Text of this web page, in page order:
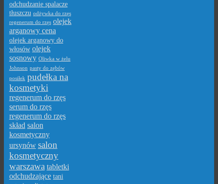
odchudzanie spalacze
tłuszczu odżywka do rzęs
regenerum do rzęs olejek
arganowy cena
olejek arganowy do
włosów olejek
sosnowy Oliwka w żelu
Johnson pasty do zębów
posiłek pudełka na
kosmetyki
regenerum do rzęs
serum do rzęs
regenerum do rzęs
skład salon
kosmetyczny
ursynów salon
kosmetyczny
warszawa tabletki
odchudzające tani